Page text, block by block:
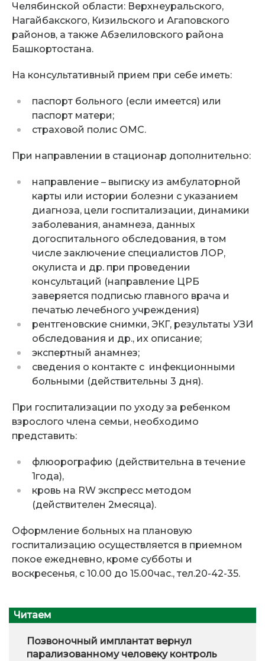
Челябинской области: Верхнеуральского,
Нагайбакского, Кизильского и Агаповского
районов, а также Абзелиловского района
Башкортостана.
На консультативный прием при себе иметь:
паспорт больного (если имеется) или
паспорт матери;
страховой полис ОМС.
При направлении в стационар дополнительно:
направление – выписку из амбулаторной
карты или истории болезни с указанием
диагноза, цели госпитализации, динамики
заболевания, анамнеза, данных
догоспитального обследования, в том
числе заключение специалистов ЛОР,
окулиста и др. при проведении
консультаций (направление ЦРБ
заверяется подписью главного врача и
печатью лечебного учреждения)
рентгеновские снимки, ЭКГ, результаты УЗИ
обследования и др., их описание;
экспертный анамнез;
сведения о контакте с инфекционными
больными (действительны 3 дня).
При госпитализации по уходу за ребенком
взрослого члена семьи, необходимо
представить:
флюорографию (действительна в течение
1года),
кровь на RW экспресс методом
(действителен 2месяца).
Оформление больных на плановую
госпитализацию осуществляется в приемном
покое ежедневно, кроме субботы и
воскресенья, с 10.00 до 15.00час., тел.20-42-35.
Читаем
Позвоночный имплантат вернул
парализованному человеку контроль